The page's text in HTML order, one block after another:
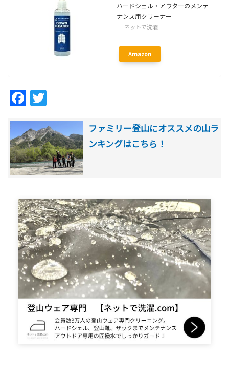
ハードシェル・アウターのメンテ
ナンス用クリーナー
ネットで洗濯
Amazon
Facebook
ファミリー登山にオススメの山ラ
ンキングはこちら！